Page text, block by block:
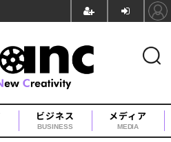
ビジネス
BUSINESS
メディア
MEDIA